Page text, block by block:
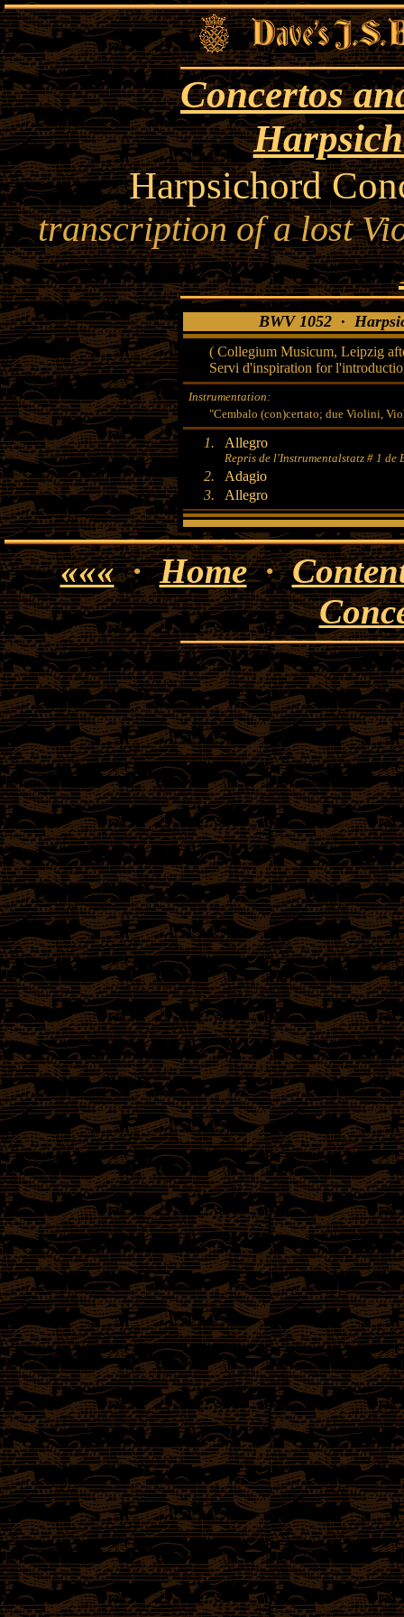
Concertos
Harpsichord
transcription of a lost
BWV 1052 ·
( Collegium Musicum, Leipzig
Servi d'inspiration for
Instrumentation:
"Cembalo (con)certato; due Violini,
1. Allegro
Repris de l'Instrumentalstatz # 1 de
2.
Adagio
3.
Allegro
«««·Home·